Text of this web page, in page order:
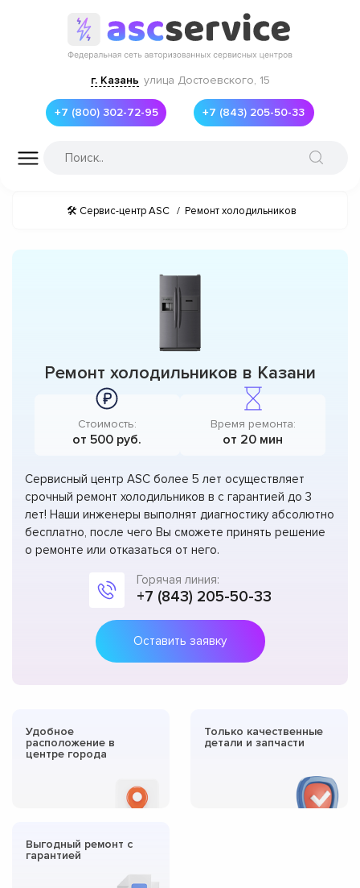
г. Казань улица Достоевского, 15
+7 (800) 302-72-95 +7 (843) 205-50-33
🛠 Сервис-центр ASC / Ремонт холодильников
Ремонт холодильников в Казани
Стоимость:
от 500 руб.
Время ремонта:
от 20 мин
Сервисный центр ASC более 5 лет осуществляет
срочный ремонт холодильников в с гарантией до 3
лет! Наши инженеры выполнят диагностику абсолютно
бесплатно, после чего Вы сможете принять решение
о ремонте или отказаться от него.
Горячая линия:
+7 (843) 205-50-33
Оставить заявку
Удобное
расположение в
центре города
Только качественные
детали и запчасти
Выгодный ремонт с
гарантией